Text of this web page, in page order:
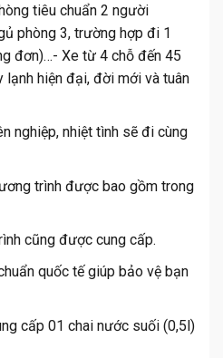
tiêu chuẩn 2 người
phòng 3, trường hợp đi 1
đơn)…- Xe từ 4 chỗ đến 45
hiện đại, đời mới và tuân
nghiệp, nhiệt tình sẽ đi cùng
trình được bao gồm trong
cũng được cung cấp.
quốc tế giúp bảo vệ bạn
cấp 01 chai nước suối (0,5l)